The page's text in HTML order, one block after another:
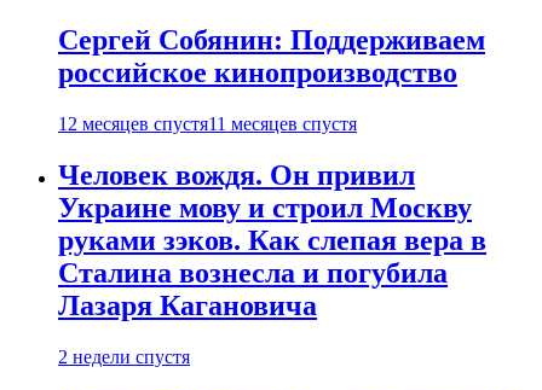
Сергей Собянин: Поддерживаем
российское кинопроизводство
12 месяцев спустя11 месяцев спустя
Человек вождя. Он привил
Украине мову и строил Москву
руками зэков. Как слепая вера в
Сталина вознесла и погубила
Лазаря Кагановича
2 недели спустя